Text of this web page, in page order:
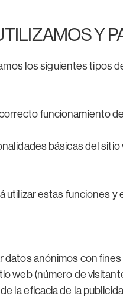
Y
los siguientes tipos
funcionamiento
básicas del
utilizar estas funciones
anónimos con
web (número de
la eficacia de la